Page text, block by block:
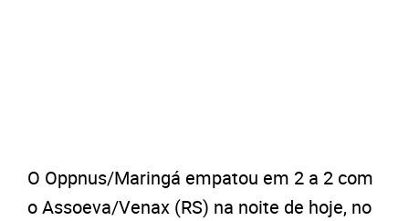
O Oppnus/Maringá empatou em 2 a 2 com
o Assoeva/Venax (RS) na noite de hoje, no